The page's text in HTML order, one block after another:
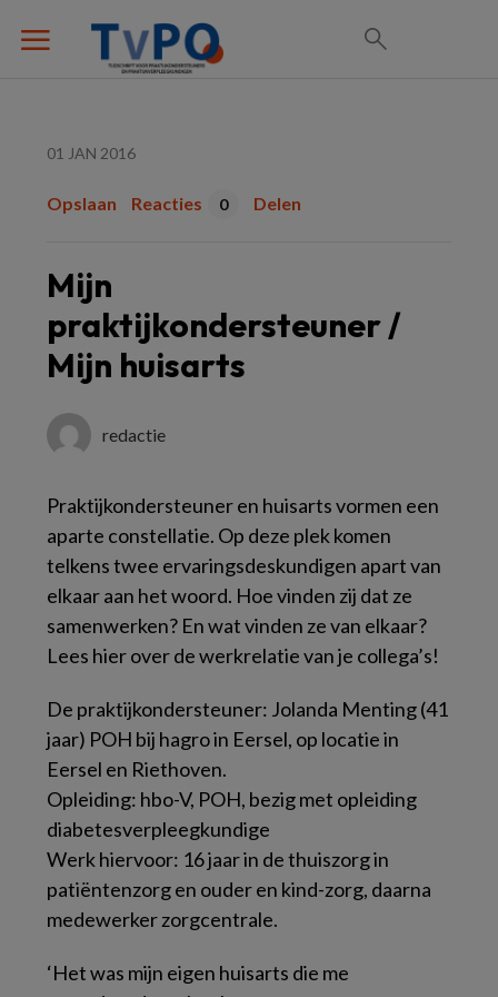
01 JAN 2016
Opslaan Reacties 0 Delen
Mijn
praktijkondersteuner /
Mijn huisarts
redactie
Praktijkondersteuner en huisarts vormen een
aparte constellatie. Op deze plek komen
telkens twee ervaringsdeskundigen apart van
elkaar aan het woord. Hoe vinden zij dat ze
samenwerken? En wat vinden ze van elkaar?
Lees hier over de werkrelatie van je collega’s!
De praktijkondersteuner: Jolanda Menting (41
jaar) POH bij hagro in Eersel, op locatie in
Eersel en Riethoven.
Opleiding: hbo-V, POH, bezig met opleiding
diabetesverpleegkundige
Werk hiervoor: 16 jaar in de thuiszorg in
patiëntenzorg en ouder en kind-zorg, daarna
medewerker zorgcentrale.
‘Het was mijn eigen huisarts die me